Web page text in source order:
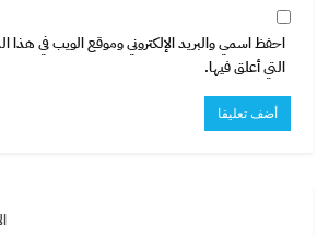
احفظ اسمي والبريد الإلكتروني وموقع الويب في هذا
التي أعلق فيها.